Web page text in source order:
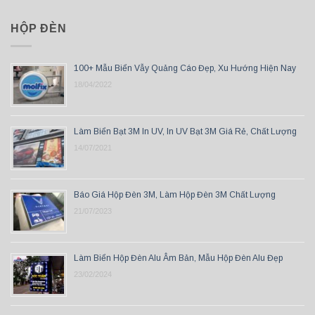
HỘP ĐÈN
100+ Mẫu Biển Vẫy Quảng Cáo Đẹp, Xu Hướng Hiện Nay
18/04/2022
Làm Biển Bạt 3M In UV, In UV Bạt 3M Giá Rẻ, Chất Lượng
14/07/2021
Báo Giá Hộp Đèn 3M, Làm Hộp Đèn 3M Chất Lượng
21/07/2023
Làm Biển Hộp Đèn Alu Âm Bản, Mẫu Hộp Đèn Alu Đẹp
23/02/2024